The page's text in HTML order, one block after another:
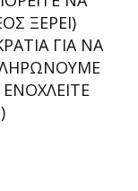
ΞΕΡΕΙ)
ΓΙΑ ΝΑ